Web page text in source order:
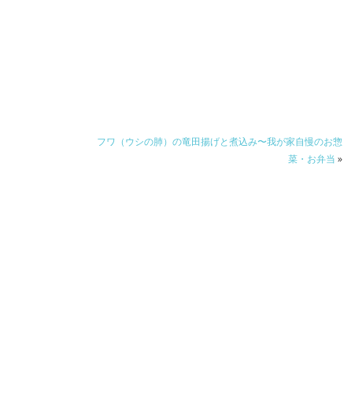
フワ（ウシの肺）の竜田揚げと煮込み〜我が家自慢のお惣
菜・お弁当 »